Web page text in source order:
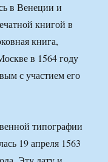
в Венеции и
книгой в
книга,
в 1564 году
с участием его
типографии
19 апреля 1563